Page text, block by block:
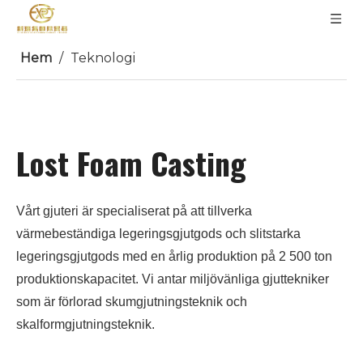
Hem / Teknologi
Lost Foam Casting
Vårt gjuteri är specialiserat på att tillverka
värmebeständiga legeringsgjutgods och slitstarka
legeringsgjutgods med en årlig produktion på 2 500 ton
produktionskapacitet. Vi antar miljövänliga gjuttekniker
som är förlorad skumgjutningsteknik och
skalformgjutningsteknik.